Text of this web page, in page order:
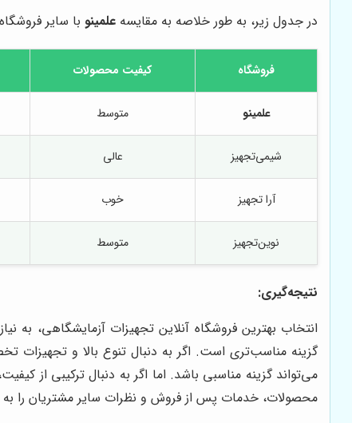
در جدول زیر، به طور خلاصه به مقایسه علمینوبا سایر
فروشگاه کیفیت محصولات
علمینو متوسط
شیمی‌تجهیز عالی
آرا تجهیز خوب
نوین‌تجهیز متوسط
نتیجه‌گیری:
انتخاب بهترین فروشگاه آنلاین تجهیزات آزمایشگاهی،
گزینه مناسب‌تری است. اگر به دنبال تنوع بالا و
می‌تواند گزینه مناسبی باشد. اما اگر به دنبال ترکیبی از
محصولات، خدمات پس از فروش و نظرات سایر مشتریان را